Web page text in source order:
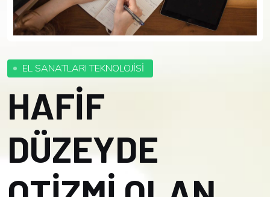
EL SANATLARI TEKNOLOJİSİ
HAFİF
DÜZEYDE